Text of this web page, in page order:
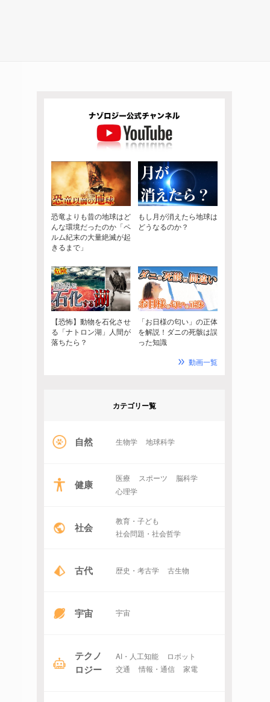
恐竜よりも昔の地球はど
んな環境だったのか「ペ
ルム紀末の大量絶滅が起
きるまで」
もし月が消えたら地球は
どうなるのか？
【恐怖】動物を石化させ
る「ナトロン湖」人間が
落ちたら？
「お日様の匂い」の正体
を解説！ダニの死骸は誤
った知識
動画一覧
カテゴリー覧
自然 生物学 地球科学
健康 医療 スポーツ
脳科学
心理学
社会
教育・子ども
社会問題・社会哲学
古代 歴史・考古学 古生物
宇宙 宇宙
テクノ
ロジー
AI・人工知能
ロボット
交通
情報・通信 家電